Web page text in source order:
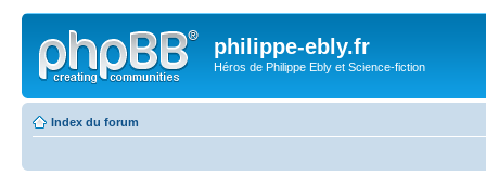
philippe-ebly.fr
Héros de Philippe Ebly et Science-fiction
Index du forum